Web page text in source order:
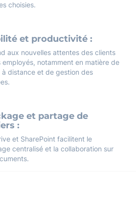
choisies.
et productivité :
aux nouvelles attentes des clients
employés, notamment en matière de
à distance et de gestion des
et partage de
:
et SharePoint facilitent le
centralisé et la collaboration sur